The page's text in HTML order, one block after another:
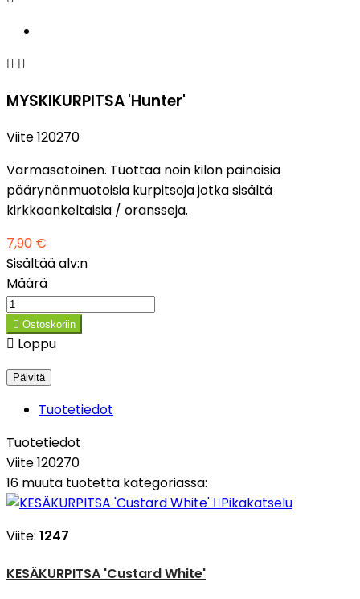
 
MYSKIKURPITSA 'Hunter'
Viite120270
Varmasatoinen. Tuottaa noin kilon painoisia
päärynänmuotoisia kurpitsoja jotka sisältä
kirkkaankeltaisia / oransseja.
7,90 €
Sisältää alv:n
Määrä
 Ostoskoriin
 Loppu
Tuotetiedot
Tuotetiedot
Viite120270
16 muuta tuotetta kategoriassa:
Pikakatselu
Viite: 1247
KESÄKURPITSA 'Custard White'